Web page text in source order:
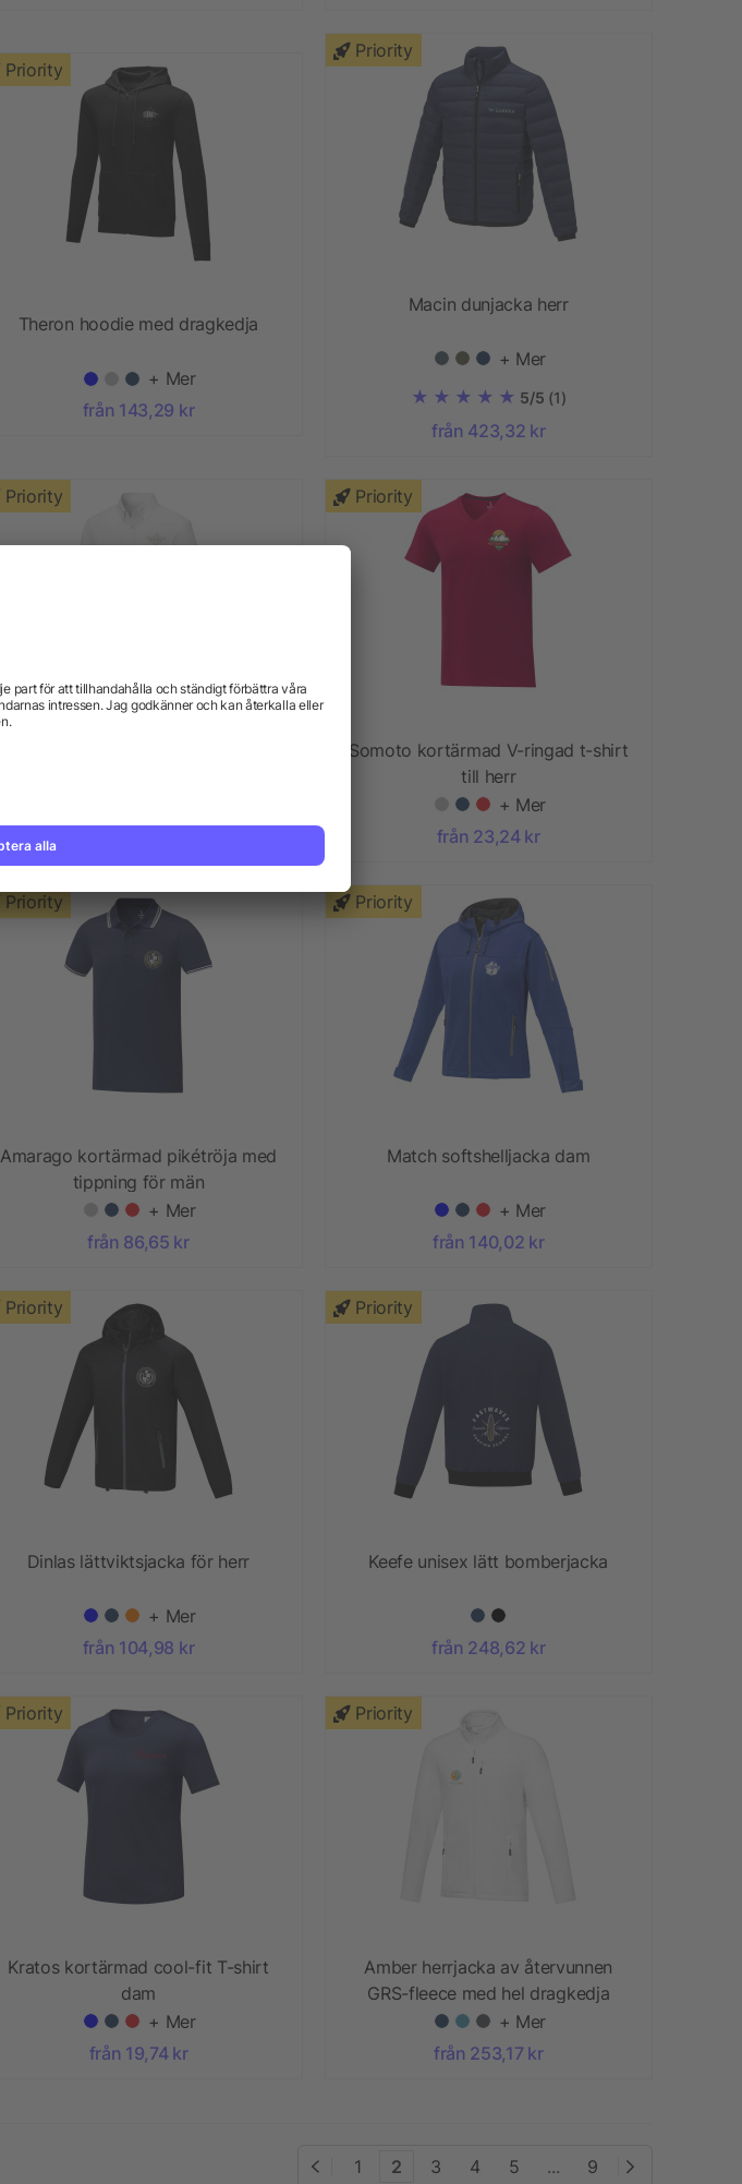
Priority
Theron hoodie med dragkedja
+ Mer
från 143,29 kr
Priority
Macin dunjacka herr
+ Mer
5/5 (1)
från 423,32 kr
Priority Priority
Somoto kortärmad V-ringad t-shirt
till herr
+ Mer
från 23,24 kr
Priority
Amarago kortärmad pikétröja med
tippning för män
+ Mer
från 86,65 kr
Priority
Match softshelljacka dam
+ Mer
från 140,02 kr
Priority
Dinlas lättviktsjacka för herr
+ Mer
från 104,98 kr
Priority
Keefe unisex lätt bomberjacka
från 248,62 kr
Priority
Kratos kortärmad cool-fit T-shirt
dam
+ Mer
från 19,74 kr
Priority
Amber herrjacka av återvunnen
GRS-fleece med hel dragkedja
+ Mer
från 253,17 kr
1 2 3 4 5 ... 9